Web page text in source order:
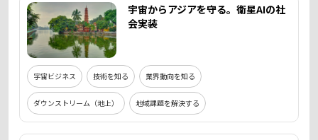
宇宙からアジアを守る。衛星AIの社
会実装
宇宙ビジネス 技術を知る 業界動向を知る
ダウンストリーム（地上） 地域課題を解決する